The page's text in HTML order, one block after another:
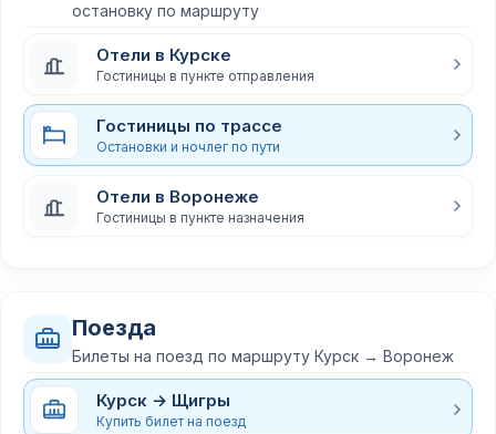
остановку по маршруту
Отели в Курске
Гостиницы в пункте отправления
Гостиницы по трассе
Остановки и ночлег по пути
Отели в Воронеже
Гостиницы в пункте назначения
Поезда
Билеты на поезд по маршруту Курск → Воронеж
Курск → Щигры
Купить билет на поезд